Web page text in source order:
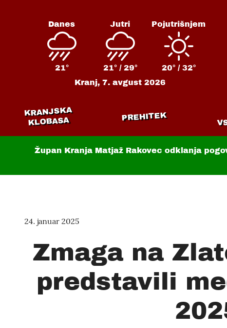
Danes
21°
Jutri
21° / 29°
Pojutrišnjem
20° / 32°
Kranj,7. avgust 2026
KRANJSKA
KLOBASA PREHITEK
Župan Kranja Matjaž Rakovec odklanja
24. januar 2025
Zmaga na
predstavili